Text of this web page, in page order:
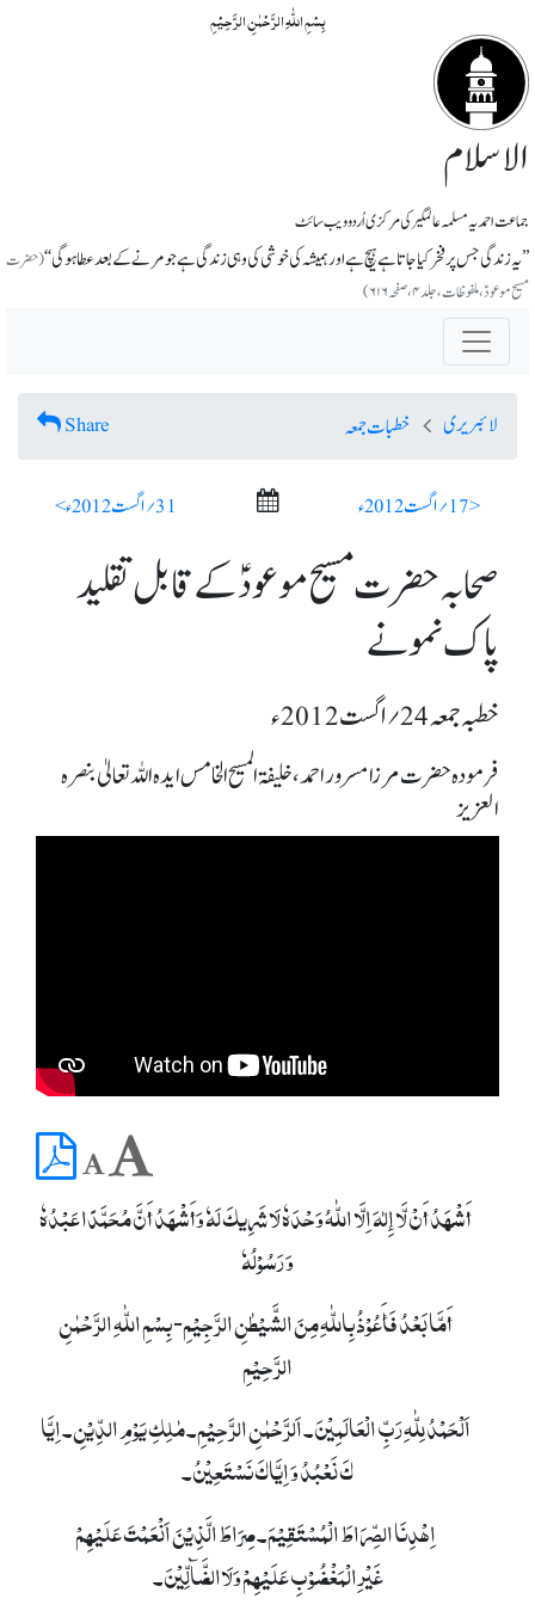
بِسۡمِ اللّٰہِ الرَّحۡمٰنِ الرَّحِیۡمِ
الاسلام
جماعت احمدیہ مسلمہ عالمگیر کی مرکزی اُردو ویب سائٹ
’’یہ زندگی جس پر فخر کیا جاتا ہے ہیچ ہے اور ہمیشہ کی خوشی کی وہی زندگی ہے جو مرنے کے بعد عطا ہوگی‘‘(حضرت
مسیح موعودؑ، ملفوظات، جلد ۴، صفحہ ۶۱۶)
لائبریری خطبات جمعہ Share
< 17؍ اگست 2012ء 31؍ اگست 2012ء >
صحابہ حضرت مسیح موعودؑ کے قابل تقلید
پاک نمونے
خطبہ جمعہ 24؍ اگست 2012ء
فرمودہ حضرت مرزا مسرور احمد، خلیفۃ المسیح الخامس ایدہ اللہ تعالیٰ بنصرہ
العزیز
أَشْھَدُ أَنْ لَّا إِلٰہَ اِلَّا اللّٰہُ وَحْدَہٗ لَا شَرِیکَ لَہٗ وَأَشْھَدُ أَنَّ مُحَمَّدًا عَبْدُہٗ
وَ رَسُوْلُہٗ
أَمَّا بَعْدُ فَأَعُوْذُ بِاللّٰہِ مِنَ الشَّیْطٰنِ الرَّجِیْمِ- بِسْمِ اللّٰہِ الرَّحْمٰنِ
الرَّحِیْمِ
اَلْحَمْدُ لِلّٰہِ رَبِّ الْعَالَمِیْنَ۔ اَلرَّحْمٰنِ الرَّحِیْمِ۔ مٰلِکِ یَوْمِ الدِّیْنِ۔ اِیَّا
کَ نَعْبُدُ وَ اِیَّاکَ نَسْتَعِیْنُ۔
اِھْدِنَا الصِّرَاطَ الْمُسْتَقِیْمَ۔ صِرَاطَ الَّذِیْنَ اَنْعَمْتَ عَلَیْھِمْ
غَیْرِالْمَغْضُوْبِ عَلَیْھِمْ وَلَاالضَّآلِّیْنَ۔